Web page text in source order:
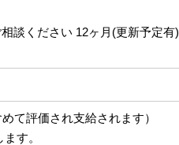
談ください 12ヶ月(更新予定有)
て評価され支給されます）
す。